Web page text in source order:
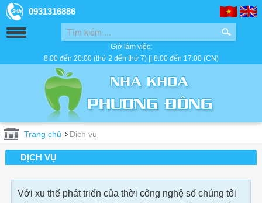
0931316886
Giờ làm việc:
8:00 đến 20:00 (thứ 2 đến thứ 7) || 8:00 đến 17:00 (CN)
Trang chủ Dịch vụ
DỊCH VỤ
Với xu thế phát triển của thời công nghệ số chúng tôi